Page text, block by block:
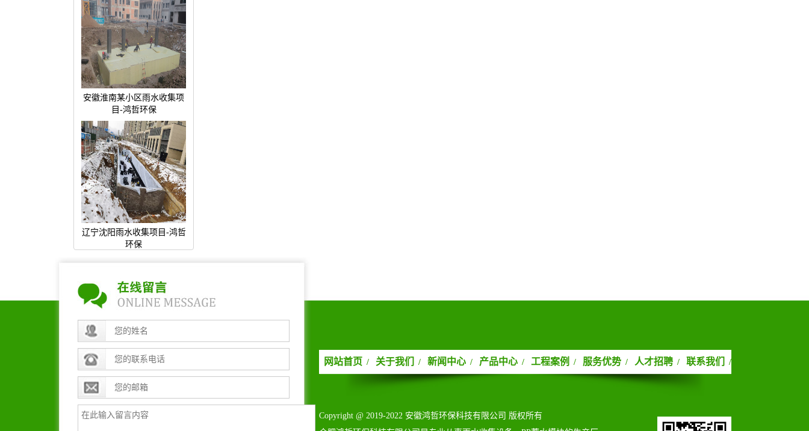
安徽淮南某小区雨水收集项
目-鸿哲环保
辽宁沈阳雨水收集项目-鸿哲
环保
网站首页 / 关于我们 / 新闻中心 / 产品中心 / 工程案例 / 服务优势 / 人才招聘 / 联系我们 /
Copyright@2019-2022安徽鸿哲环保科技有限公司版权所有